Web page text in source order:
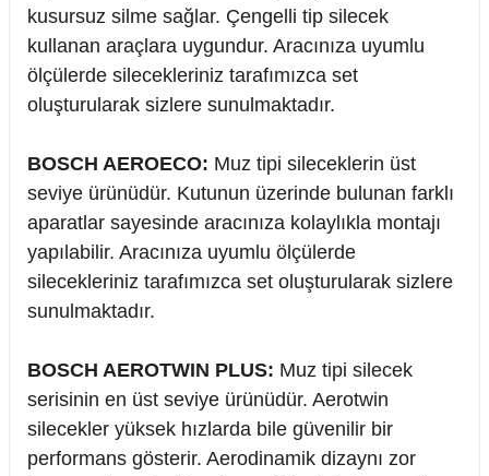
Rulman
kusursuz silme sağlar. Çengelli tip silecek
kullanan araçlara uygundur. Aracınıza uyumlu
ölçülerde silecekleriniz tarafımızca set
oluşturularak sizlere sunulmaktadır.
BOSCH AEROECO: Muz tipi sileceklerin üst
seviye ürünüdür. Kutunun üzerinde bulunan farklı
aparatlar sayesinde aracınıza kolaylıkla montajı
yapılabilir. Aracınıza uyumlu ölçülerde
silecekleriniz tarafımızca set oluşturularak sizlere
sunulmaktadır.
BOSCH AEROTWIN PLUS: Muz tipi silecek
serisinin en üst seviye ürünüdür. Aerotwin
silecekler yüksek hızlarda bile güvenilir bir
performans gösterir. Aerodinamik dizaynı zor